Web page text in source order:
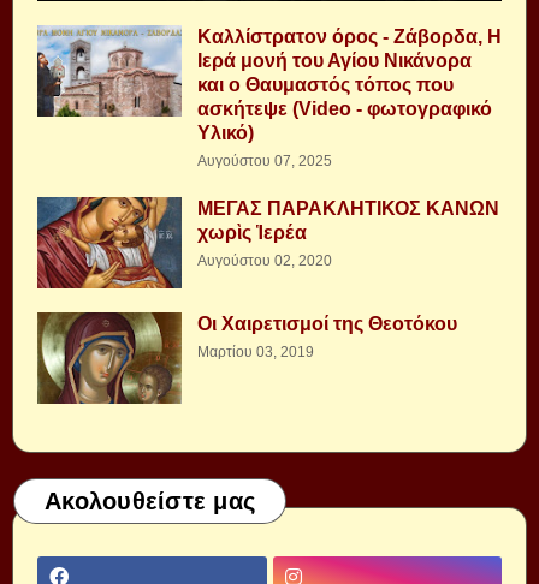
Καλλίστρατον όρος - Ζάβορδα, Η
Ιερά μονή του Αγίου Νικάνορα
και ο Θαυμαστός τόπος που
ασκήτεψε (Video - φωτογραφικό
Υλικό)
Αυγούστου 07, 2025
ΜΕΓΑΣ ΠΑΡΑΚΛΗΤΙΚΟΣ ΚΑΝΩΝ
χωρὶς Ἱερέα
Αυγούστου 02, 2020
Οι Χαιρετισμοί της Θεοτόκου
Μαρτίου 03, 2019
Ακολουθείστε μας